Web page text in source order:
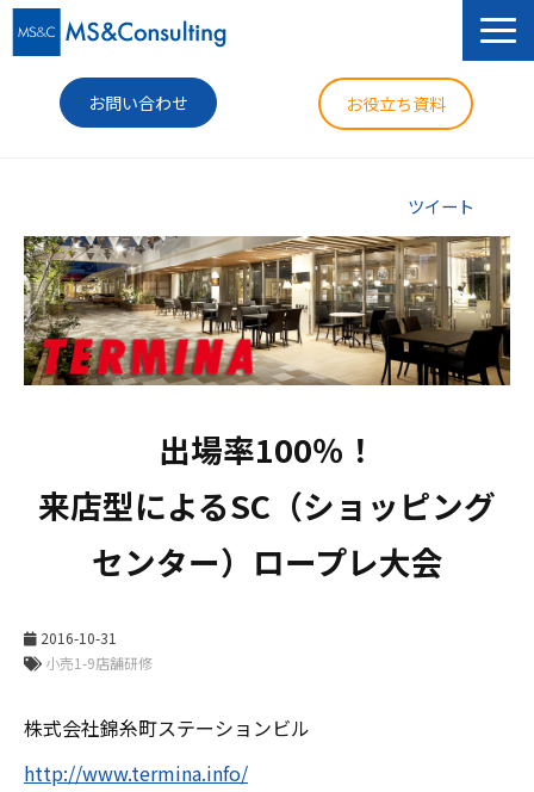
お問い合わせ お役立ち資料
セミナー
導入事例
コラム
ツイート
出場率100％！
来店型によるSC（ショッピング
センター）ロープレ大会
2016-10-31
株式会社錦糸町ステーションビル
http://www.termina.info/